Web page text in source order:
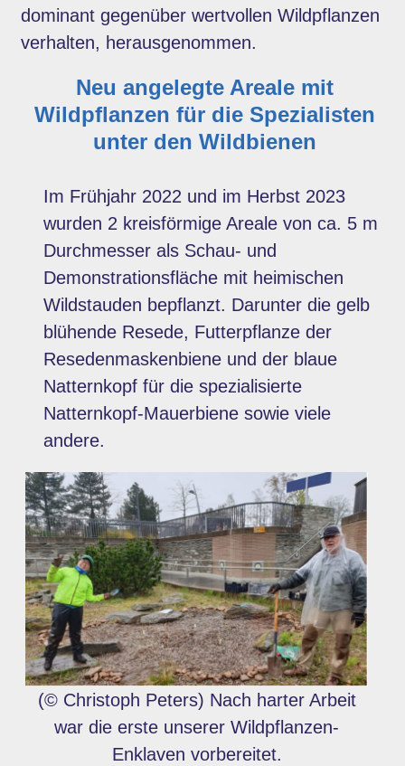
dominant gegenüber wertvollen Wildpflanzen
verhalten, herausgenommen.
Neu angelegte Areale mit
Wildpflanzen für die Spezialisten
unter den Wildbienen
Im Frühjahr 2022 und im Herbst 2023
wurden 2 kreisförmige Areale von ca. 5 m
Durchmesser als Schau- und
Demonstrationsfläche mit heimischen
Wildstauden bepflanzt. Darunter die gelb
blühende Resede, Futterpflanze der
Resedenmaskenbiene und der blaue
Natternkopf für die spezialisierte
Natternkopf-Mauerbiene sowie viele
andere.
(© Christoph Peters) Nach harter Arbeit
war die erste unserer Wildpflanzen-
Enklaven vorbereitet.